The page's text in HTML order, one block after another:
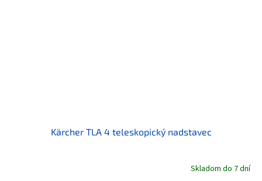
Kärcher TLA 4 teleskopický nadstavec
Skladom do 7 dní